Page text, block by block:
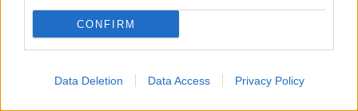
CONFIRM
Data Deletion Data Access Privacy Policy
november 2023
september 2023
august 2023